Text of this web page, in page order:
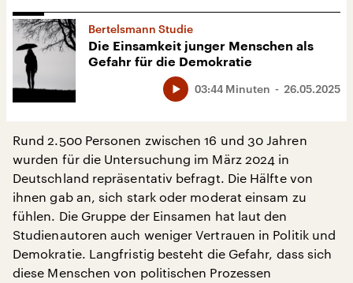
Bertelsmann Studie
Die Einsamkeit junger Menschen als
Gefahr für die Demokratie
26.05.2025
03:44 Minuten
Rund 2.500 Personen zwischen 16 und 30 Jahren
wurden für die Untersuchung im März 2024 in
Deutschland repräsentativ befragt. Die Hälfte von
ihnen gab an, sich stark oder moderat einsam zu
fühlen. Die Gruppe der Einsamen hat laut den
Studienautoren auch weniger Vertrauen in Politik und
Demokratie. Langfristig besteht die Gefahr, dass sich
diese Menschen von politischen Prozessen